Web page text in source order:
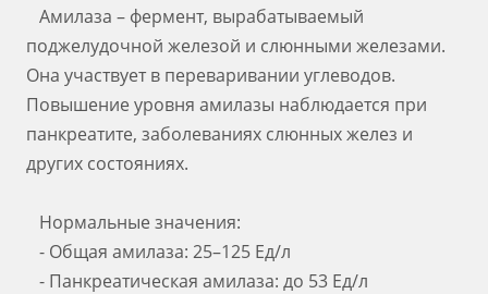
Амилаза – фермент, вырабатываемый
поджелудочной железой и слюнными железами.
Она участвует в переваривании углеводов.
Повышение уровня амилазы наблюдается при
панкреатите, заболеваниях слюнных желез и
других состояниях.
Нормальные значения:
- Общая амилаза: 25–125 Ед/л
- Панкреатическая амилаза: до 53 Ед/л